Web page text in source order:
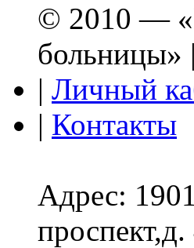
© 2010 —
больницы» |
| Личный
| Контакты
Адрес: